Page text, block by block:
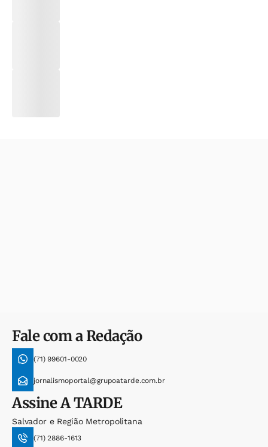
Fale com a Redação
(71) 99601-0020
jornalismoportal@grupoatarde.com.br
AssineA TARDE
Salvador e Região Metropolitana
(71) 2886-1613